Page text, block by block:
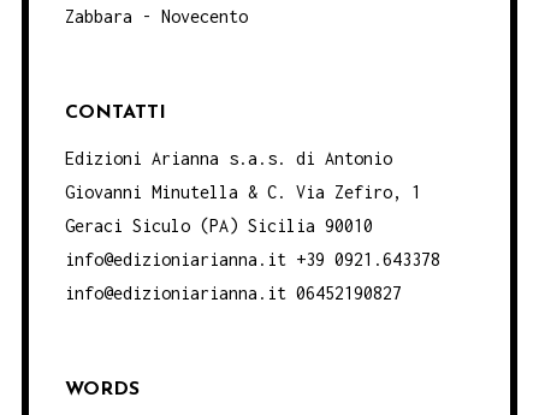
Zabbara - Novecento
CONTATTI
Edizioni Arianna s.a.s. di Antonio
Giovanni Minutella & C. Via Zefiro, 1
Geraci Siculo (PA) Sicilia 90010
info@edizioniarianna.it +39 0921.643378
info@edizioniarianna.it 06452190827
WORDS